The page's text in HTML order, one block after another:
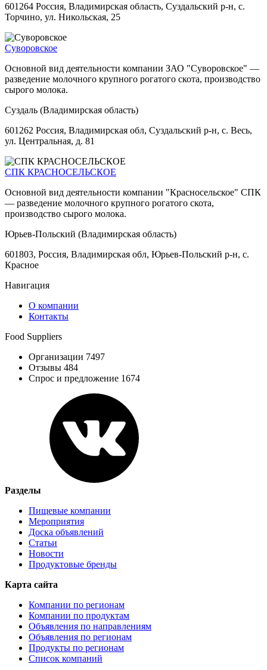
601264 Россия, Владимирская область, Суздальский р-н, с.
Торчино, ул. Никольская, 25
Суворовское
Основной вид деятельности компании ЗАО "Суворовское" —
разведение молочного крупного рогатого скота, производство
сырого молока.
Суздаль (Владимирская область)
601262 Россия, Владимирская обл, Суздальский р-н, с. Весь,
ул. Центральная, д. 81
СПК КРАСНОСЕЛЬСКОЕ
Основной вид деятельности компании "Красносельское" СПК
— разведение молочного крупного рогатого скота,
производство сырого молока.
Юрьев-Польский (Владимирская область)
601803, Россия, Владимирская обл, Юрьев-Польский р-н, с.
Красное
Навигация
О компании
Контакты
Food Suppliers
Организации 7497
Отзывы 484
Спрос и предложение 1674
Разделы
Пищевые компании
Мероприятия
Доска объявлений
Статьи
Новости
Продуктовые бренды
Карта сайта
Компании по регионам
Компании по продуктам
Объявления по направлениям
Объявления по регионам
Продукты по регионам
Список компаний